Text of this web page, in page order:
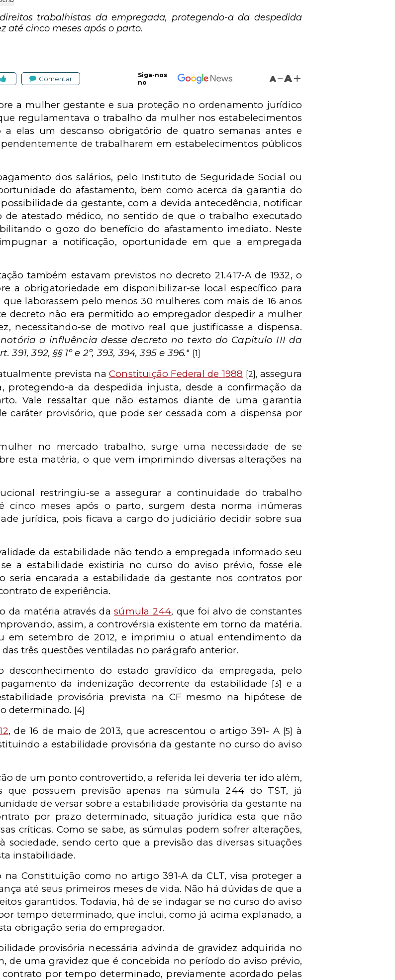
trabalhistas da empregada, protegendo-a da despedida
até cinco meses após o parto.
Comentar
Siga-nos
no
A A
a mulher gestante e sua proteção no ordenamento jurídico
regulamentava o trabalho da mulher nos estabelecimentos
a elas um descanso obrigatório de quatro semanas antes e
de trabalharem em estabelecimentos públicos
dos salários, pelo Instituto de Seguridade Social ou
do afastamento, bem como acerca da garantia do
da gestante, com a devida antecedência, notificar
de atestado médico, no sentido de que o trabalho executado
o gozo do benefício do afastamento imediato. Neste
a notificação, oportunidade em que a empregada
também estavam previstos no decreto 21.417-A de 1932, o
a obrigatoriedade em disponibilizar-se local específico para
laborassem pelo menos 30 mulheres com mais de 16 anos
decreto não era permitido ao empregador despedir a mulher
necessitando-se de motivo real que justificasse a dispensa.
a influência desse decreto no texto do Capitulo III da
392, §§ 1º e 2º, 393, 394, 395 e 396." [1]
prevista na Constituição Federal de 1988 [2], assegura
protegendo-a da despedida injusta, desde a confirmação da
Vale ressaltar que não estamos diante de uma garantia
caráter provisório, que pode ser cessada com a dispensa por
no mercado trabalho, surge uma necessidade de se
esta matéria, o que vem imprimindo diversas alterações na
restringiu-se a assegurar a continuidade do trabalho
cinco meses após o parto, surgem desta norma inúmeras
jurídica, pois ficava a cargo do judiciário decidir sobre sua
da estabilidade não tendo a empregada informado seu
a estabilidade existiria no curso do aviso prévio, fosse ele
seria encarada a estabilidade da gestante nos contratos por
de experiência.
da matéria através dasúmula 244, que foi alvo de constantes
assim, a controvérsia existente em torno da matéria.
em setembro de 2012, e imprimiu o atual entendimento da
três questões ventiladas no parágrafo anterior.
do estado gravídico da empregada, pelo
da indenização decorrente da estabilidade
[3]
e a
provisória prevista na CF mesmo na hipótese de
determinado. [4]
, de 16 de maio de 2013, que acrescentou o artigo 391- A [5] à
a estabilidade provisória da gestante no curso do aviso
de um ponto controvertido, a referida lei deveria ter ido além,
que possuem previsão apenas na súmula 244 do TST, já
de versar sobre a estabilidade provisória da gestante na
por prazo determinado, situação jurídica esta que não
críticas. Como se sabe, as súmulas podem sofrer alterações,
sociedade, sendo certo que a previsão das diversas situações
instabilidade.
Constituição como no artigo 391-A da CLT, visa proteger a
até seus primeiros meses de vida. Não há dúvidas de que a
garantidos. Todavia, há de se indagar se no curso do aviso
tempo determinado, que inclui, como já acima explanado, a
obrigação seria do empregador.
provisória necessária advinda de gravidez adquirida no
de uma gravidez que é concebida no período do aviso prévio,
por tempo determinado, previamente acordado pelas